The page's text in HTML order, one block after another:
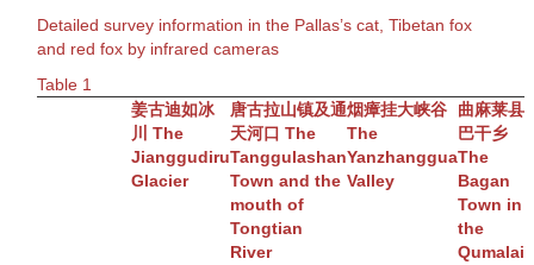
Detailed survey information in the Pallas’s cat, Tibetan fox
and red fox by infrared cameras
Table 1
姜古迪如冰
川 The
Jianggudiru
Glacier
唐古拉山镇及通
天河口 The
Tanggulashan
Town and the
mouth of
Tongtian
River
烟瘴挂大峡谷
The
Yanzhanggua
Valley
曲麻莱县
巴干乡
The
Bagan
Town in
the
Qumalai